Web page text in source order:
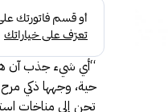
“أي شيء جذب آن
حية، وجهها ذكي
تحن إلى مناخات